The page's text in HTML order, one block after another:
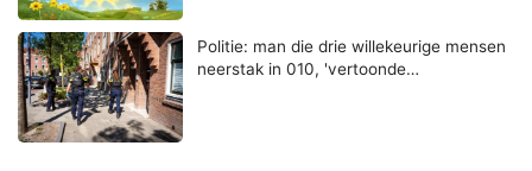
Politie: man die drie willekeurige mensen
neerstak in 010, 'vertoonde…